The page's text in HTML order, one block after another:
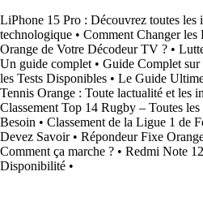
LiPhone 15 Pro : Découvrez toutes les
technologique • Comment Changer les
Orange de Votre Décodeur TV ? •
Un guide complet • Guide Complet
les Tests Disponibles • Le Guide
Tennis Orange : Toute lactualité et les
Classement Top 14 Rugby – Toutes
Besoin • Classement de la Ligue 1 de
Devez Savoir• Répondeur Fixe
Comment ça marche ? • Redmi Note
Disponibilité •